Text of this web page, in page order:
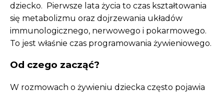
dziecko. Pierwsze lata życia to czas kształtowania
się metabolizmu oraz dojrzewania układów
immunologicznego, nerwowego i pokarmowego.
To jest właśnie czas programowania żywieniowego.
Od czego zacząć?
W rozmowach o żywieniu dziecka często pojawia